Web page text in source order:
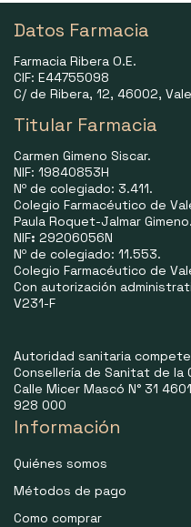
Datos Farmacia
Farmacia Ribera O.E.
CIF: E44755098
C/ de Ribera, 12, 46002,
Titular Farmacia
Carmen Gimeno Siscar.
NIF: 19840853H
Nº de colegiado: 3.411.
Colegio Farmacéutico de
Paula Roquet-Jalmar Gimeno.
NIF: 29206056N
Nº de colegiado: 11.553.
Colegio Farmacéutico de
Con autorización
V231-F
Autoridad sanitaria
Consellería de Sanitat de la
Calle Micer Mascó N° 31
928 000
Información
Quiénes somos
Métodos de pago
Como comprar